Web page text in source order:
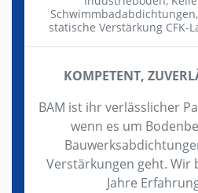
Schwimmbadabdichtungen,
statische Verstärkung CFK-
KOMPETENT,
BAM ist ihr verlässlicher
wenn es um
Verstärkungen geht. Wir
Jahre